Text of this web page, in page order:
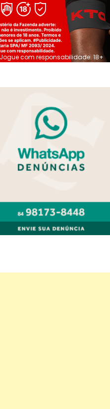
Jogue com responsabilidade. 18+